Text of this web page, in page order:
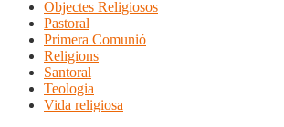
Objectes Religiosos
Pastoral
Primera Comunió
Religions
Santoral
Teologia
Vida religiosa